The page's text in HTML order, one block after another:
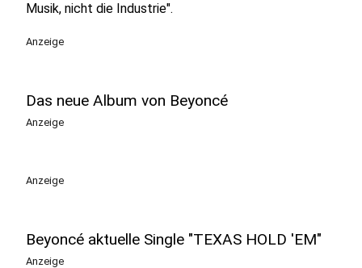
Musik, nicht die Industrie".
Anzeige
Das neue Album von Beyoncé
Anzeige
Anzeige
Beyoncé aktuelle Single "TEXAS HOLD 'EM"
Anzeige